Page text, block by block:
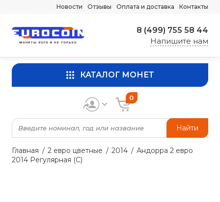
Новости Отзывы Оплата и доставка Контакты
8 (499) 755 58 44
Напишите нам
КАТАЛОГ МОНЕТ
Найти
0
Главная 2 евро цветные 2014
Андорра 2 евро
2014 Регулярная (C)